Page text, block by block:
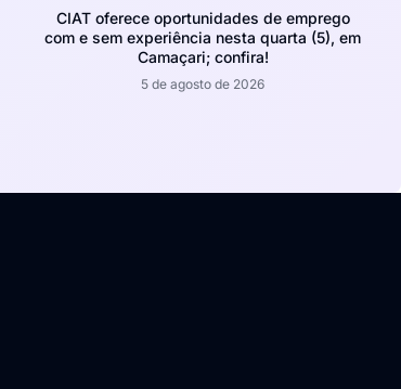
CIAT oferece oportunidades de emprego
com e sem experiência nesta quarta (5), em
Camaçari; confira!
5 de agosto de 2026